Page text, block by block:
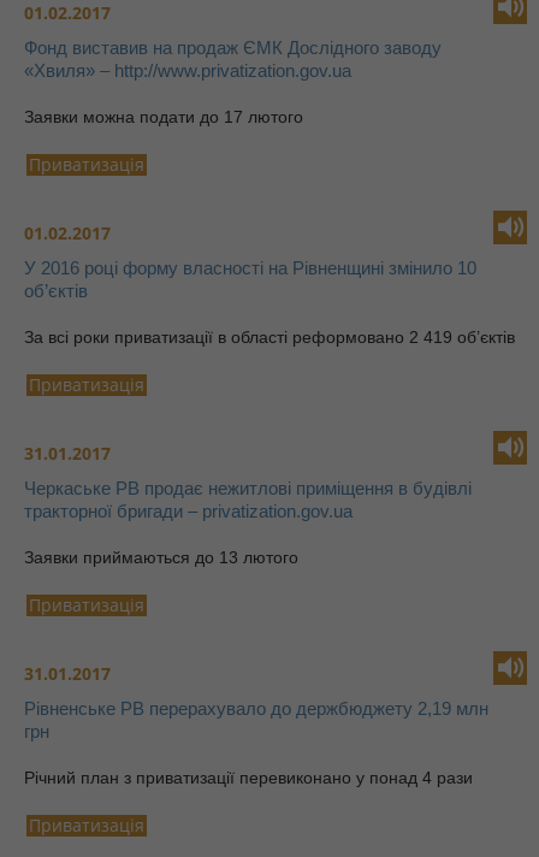
01.02.2017
Фонд виставив на продаж ЄМК Дослідного заводу
«Хвиля» – http://www.privatization.gov.ua
Заявки можна подати до 17 лютого
Приватизація
01.02.2017
У 2016 році форму власності на Рівненщині змінило 10
об’єктів
За всі роки приватизації в області реформовано 2 419 об’єктів
Приватизація
31.01.2017
Черкаське РВ продає нежитлові приміщення в будівлі
тракторної бригади – privatization.gov.ua
Заявки приймаються до 13 лютого
Приватизація
31.01.2017
Рівненське РВ перерахувало до держбюджету 2,19 млн
грн
Річний план з приватизації перевиконано у понад 4 рази
Приватизація